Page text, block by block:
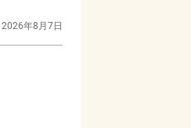
2026年8月7日